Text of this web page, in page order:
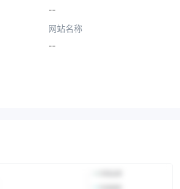
--
网站名称
--